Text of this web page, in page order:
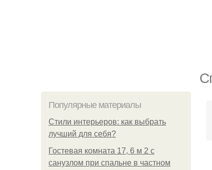
Популярные материалы
Стили интерьеров: как выбрать
лучший для себя?
Гостевая комната 17, 6 м 2 с
санузлом при спальне в частном